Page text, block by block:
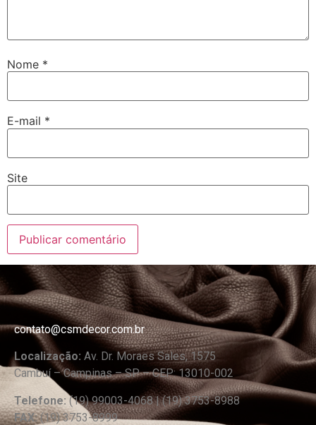
Nome *
E-mail *
Site
contato@csmdecor.com.br
Localização: Av. Dr. Moraes Sales, 1575
Cambuí – Campinas – SP – CEP: 13010-002
Telefone: (19) 99003-4068 | (19) 3753-8988
FAX:(19) 3753-8999